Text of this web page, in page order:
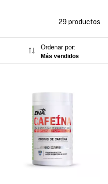
29 productos
Ordenar por:
Más vendidos